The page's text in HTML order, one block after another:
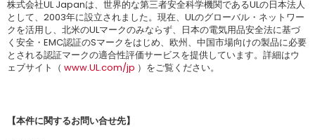
株式会社UL Japanは、世界的な第三者安全科学機関であるULの日本法人
として、2003年に設立されました。現在、ULのグローバル・ネットワー
クを活用し、北米のULマークのみならず、日本の電気用品安全法に基づ
く安全・EMC認証のSマークをはじめ、欧州、中国市場向けの製品に必要
とされる認証マークの適合性評価サービスを提供しています。詳細はウ
ェブサイト（ www.UL.com/jp ）をご覧ください。
【本件に関するお問い合せ先】